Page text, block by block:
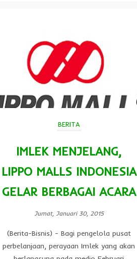
BERITA
IMLEK MENJELANG,
LIPPO MALLS INDONESIA
GELAR BERBAGAI ACARA
Jumat, Januari 30, 2015
(Berita-Bisnis) - Bagi pengelola pusat
perbelanjaan, perayaan Imlek yang akan